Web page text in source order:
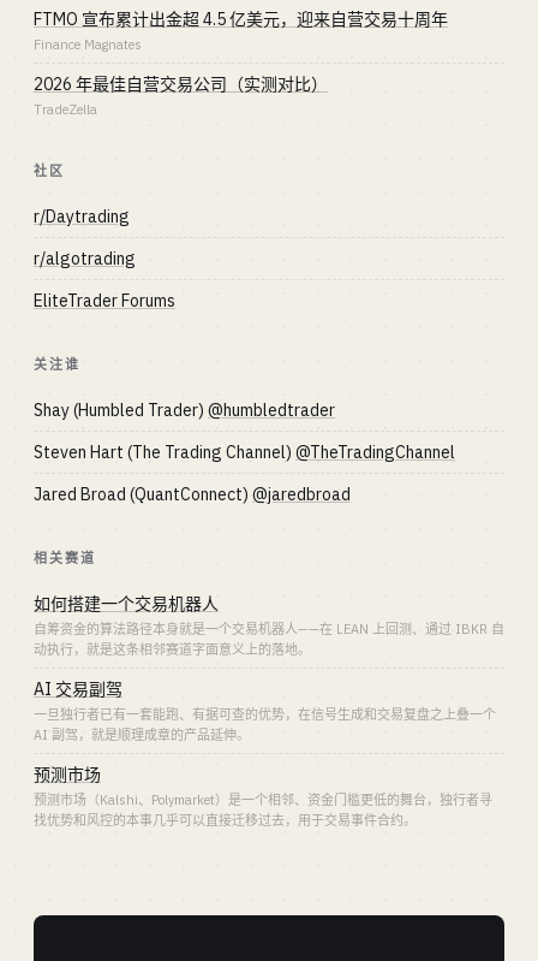
FTMO 宣布累计出金超 4.5 亿美元，迎来自营交易十周年
Finance Magnates
2026 年最佳自营交易公司（实测对比）
TradeZella
社区
r/Daytrading
r/algotrading
EliteTrader Forums
关注谁
Shay (Humbled Trader) @humbledtrader
Steven Hart (The Trading Channel) @TheTradingChannel
Jared Broad (QuantConnect) @jaredbroad
相关赛道
如何搭建一个交易机器人
自筹资金的算法路径本身就是一个交易机器人——在 LEAN 上回测、通过 IBKR 自
动执行，就是这条相邻赛道字面意义上的落地。
AI 交易副驾
一旦独行者已有一套能跑、有据可查的优势，在信号生成和交易复盘之上叠一个
AI 副驾，就是顺理成章的产品延伸。
预测市场
预测市场（Kalshi、Polymarket）是一个相邻、资金门槛更低的舞台，独行者寻
找优势和风控的本事几乎可以直接迁移过去，用于交易事件合约。